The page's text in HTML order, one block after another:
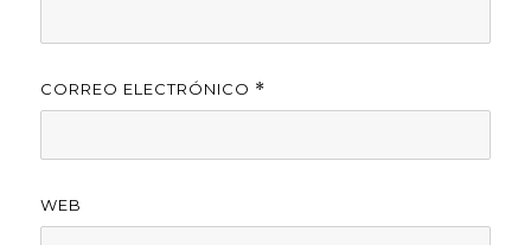
CORREO ELECTRÓNICO *
WEB